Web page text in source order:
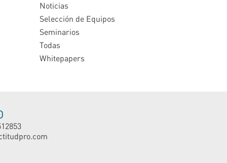
Noticias
Selección de Equipos
Seminarios
Todas
Whitepapers